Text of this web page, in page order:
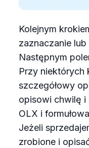
Kolejnym
zaznaczanie
Następnym
Przy niektórych
szczegółowy
opisowi chwilę i
OLX i
Jeżeli
zrobione i